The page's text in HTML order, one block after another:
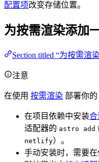
配置项改变存储位置。
为按需渲染添加
Section titled “为按需渲
注意
在使用 按需渲染 部署你的
在项目依赖中安装合
适配器的 astro add
netlify）。
手动安装时，需要在